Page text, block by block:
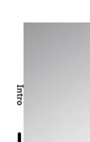
Intro